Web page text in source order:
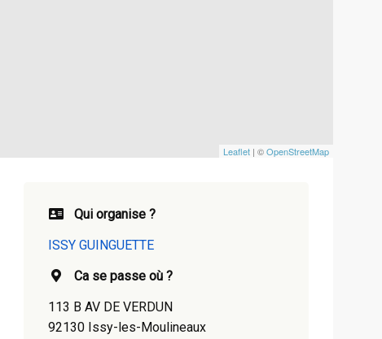
Leaflet | ©OpenStreetMap
Qui organise ?
ISSY GUINGUETTE
Ca se passe où ?
113 B AV DE VERDUN
92130 Issy-les-Moulineaux